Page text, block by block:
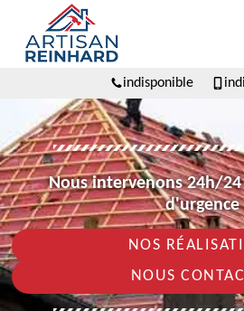
indisponible
Nous intervenons 24h/
d'urgence
NOS
NOUS